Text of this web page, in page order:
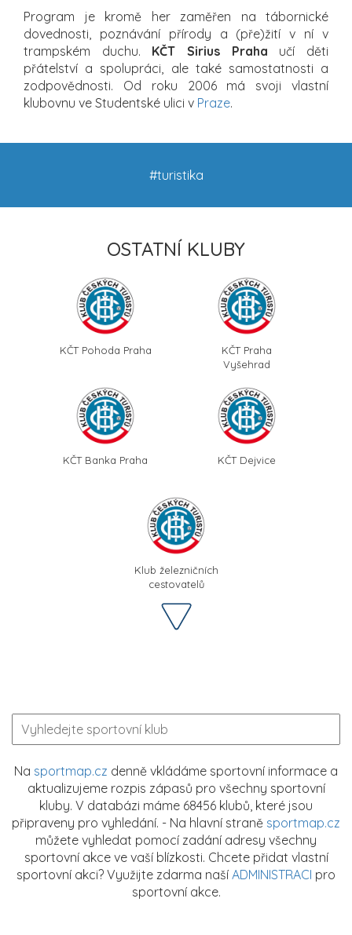
Program je kromě her zaměřen na tábornické
dovednosti, poznávání přírody a (pře)žití v ní v
trampském duchu. KČT Sirius Praha učí děti
přátelství a spolupráci, ale také samostatnosti a
zodpovědnosti. Od roku 2006 má svoji vlastní
klubovnu ve Studentské ulici v Praze.
#turistika
OSTATNÍ KLUBY
KČT Pohoda Praha
KČT Praha
Vyšehrad
KČT Banka Praha KČT Dejvice
Klub železničních
cestovatelů
Na sportmap.cz denně vkládáme sportovní informace a
aktualizujeme rozpis zápasů pro všechny sportovní
kluby. V databázi máme 68456 klubů, které jsou
připraveny pro vyhledání. - Na hlavní straně sportmap.cz
můžete vyhledat pomocí zadání adresy všechny
sportovní akce ve vaší blízkosti. Chcete přidat vlastní
sportovní akci? Využijte zdarma naší ADMINISTRACI pro
sportovní akce.